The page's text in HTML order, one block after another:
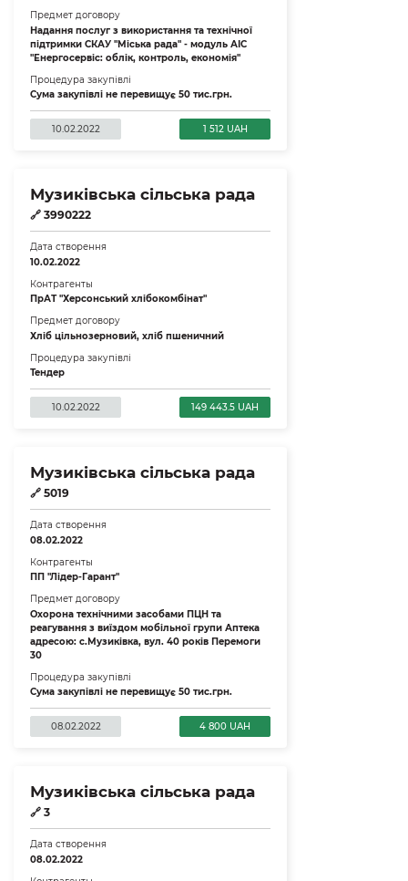
Предмет договору
Надання послуг з використання та технічної
підтримки СКАУ "Міська рада" - модуль АІС
"Енергосервіс: облік, контроль, економія"
Процедура закупівлі
Сума закупівлі не перевищує 50 тис.грн.
10.02.2022 1 512 UAH
Музиківська сільська рада
🔗 3990222
Дата створення
10.02.2022
Контрагенты
ПрАТ "Херсонський хлібокомбінат"
Предмет договору
Хліб цільнозерновий, хліб пшеничний
Процедура закупівлі
Тендер
10.02.2022 149 443.5 UAH
Музиківська сільська рада
🔗 5019
Дата створення
08.02.2022
Контрагенты
ПП "Лідер-Гарант"
Предмет договору
Охорона технічними засобами ПЦН та
реагування з виїздом мобільної групи Аптека
адресою: с.Музиківка, вул. 40 років Перемоги
30
Процедура закупівлі
Сума закупівлі не перевищує 50 тис.грн.
08.02.2022 4 800 UAH
Музиківська сільська рада
🔗 3
Дата створення
08.02.2022